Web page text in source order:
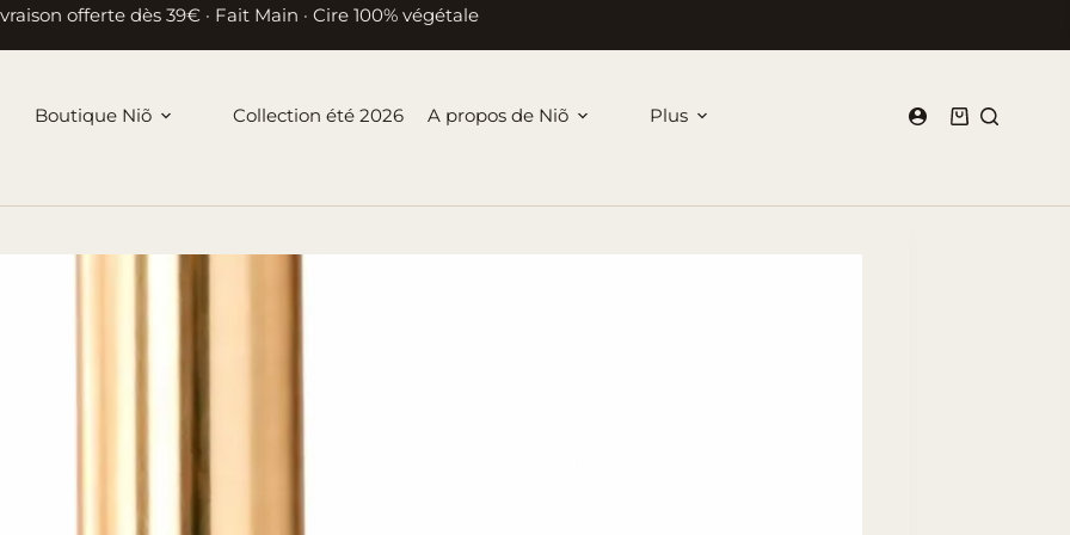
offerte dès 39€ · Fait Main · Cire 100% végétale
Boutique Niõ Collection été 2026 A propos de Niõ Plus
Panier